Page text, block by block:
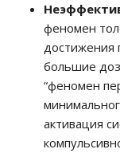
феномен
достижения
большие
“феномен
активация